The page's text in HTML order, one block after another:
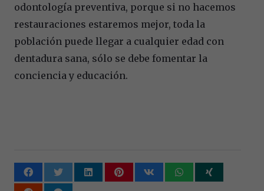
odontología preventiva, porque si no hacemos
restauraciones estaremos mejor, toda la
población puede llegar a cualquier edad con
dentadura sana, sólo se debe fomentar la
conciencia y educación.